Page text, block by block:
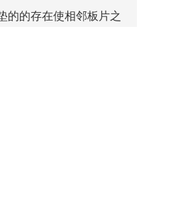
的的存在使相邻板片之
过板片进行热量生热